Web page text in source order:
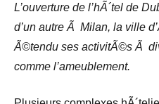
L’ouverture de l’hÃ´tel de
d’un autre Ã Milan, la ville
Ã©tendu ses activitÃ©s Ã
comme l’ameublement.